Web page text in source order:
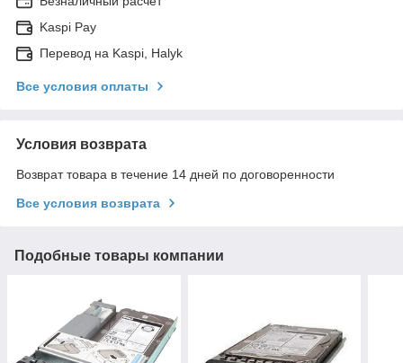
Kaspi Pay
Перевод на Kaspi, Halyk
Все условия оплаты
Условия возврата
Возврат товара в течение 14 дней по договоренности
Все условия возврата
Подобные товары компании